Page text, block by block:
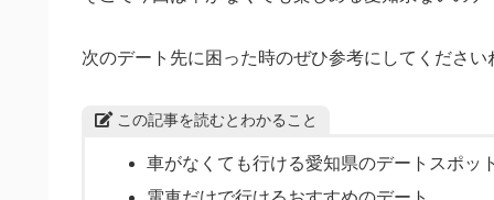
次のデート先に困った時のぜひ参考にしてください
この記事を読むとわかること
車がなくても行ける愛知県のデートスポッ